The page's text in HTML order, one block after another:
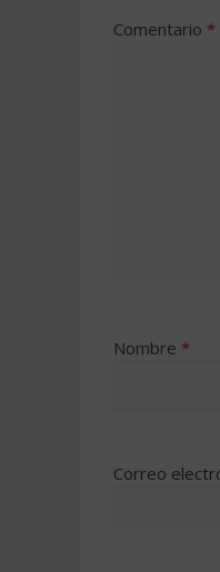
Comentario *
Nombre *
Correo